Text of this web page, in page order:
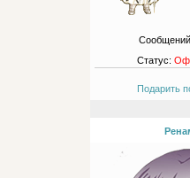
Статус:
Подарить